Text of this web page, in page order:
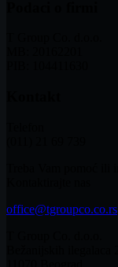
office@tgroupco.co.rs